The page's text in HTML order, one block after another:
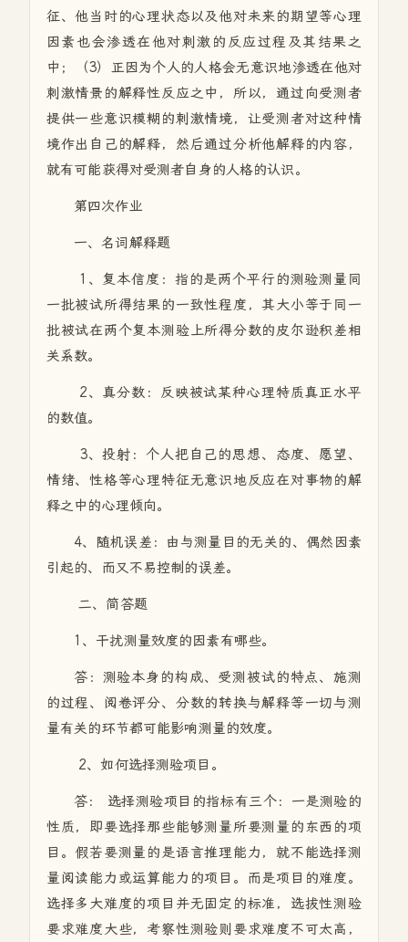
征、他当时的心理状态以及他对未来的期望等心理
因素也会渗透在他对刺激的反应过程及其结果之
中；（3）正因为个人的人格会无意识地渗透在他对
刺激情景的解释性反应之中，所以，通过向受测者
提供一些意识模糊的刺激情境，让受测者对这种情
境作出自己的解释，然后通过分析他解释的内容，
就有可能获得对受测者自身的人格的认识。
第四次作业
一、名词解释题
1、复本信度：指的是两个平行的测验测量同
一批被试所得结果的一致性程度，其大小等于同一
批被试在两个复本测验上所得分数的皮尔逊积差相
关系数。
2、真分数：反映被试某种心理特质真正水平
的数值。
3、投射：个人把自己的思想、态度、愿望、
情绪、性格等心理特征无意识地反应在对事物的解
释之中的心理倾向。
4、随机误差：由与测量目的无关的、偶然因素
引起的、而又不易控制的误差。
二、简答题
1、干扰测量效度的因素有哪些。
答：测验本身的构成、受测被试的特点、施测
的过程、阅卷评分、分数的转换与解释等一切与测
量有关的环节都可能影响测量的效度。
2、如何选择测验项目。
答： 选择测验项目的指标有三个：一是测验的
性质，即要选择那些能够测量所要测量的东西的项
目。假若要测量的是语言推理能力，就不能选择测
量阅读能力或运算能力的项目。而是项目的难度。
选择多大难度的项目并无固定的标准，选拔性测验
要求难度大些，考察性测验则要求难度不可太高，